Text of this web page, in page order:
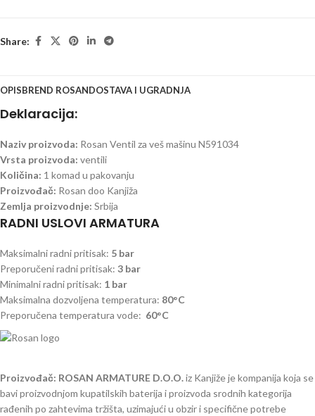
Share:
OPISBREND ROSANDOSTAVA I UGRADNJA
Deklaracija:
Naziv proizvoda: Rosan Ventil za veš mašinu N591034
Vrsta proizvoda: ventili
Količina: 1 komad u pakovanju
Proizvođač: Rosan doo Kanjiža
Zemlja proizvodnje: Srbija
RADNI USLOVI ARMATURA
Maksimalni radni pritisak: 5 bar
Preporučeni radni pritisak: 3 bar
Minimalni radni pritisak: 1 bar
Maksimalna dozvoljena temperatura: 80°C
Preporučena temperatura vode: 60°C
Proizvođač: ROSAN ARMATURE D.O.O.iz Kanjiže je kompanija koja se
bavi proizvodnjom kupatilskih baterija i proizvoda srodnih kategorija
rađenih po zahtevima tržišta, uzimajući u obzir i specifične potrebe